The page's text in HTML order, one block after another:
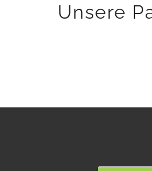
Unsere